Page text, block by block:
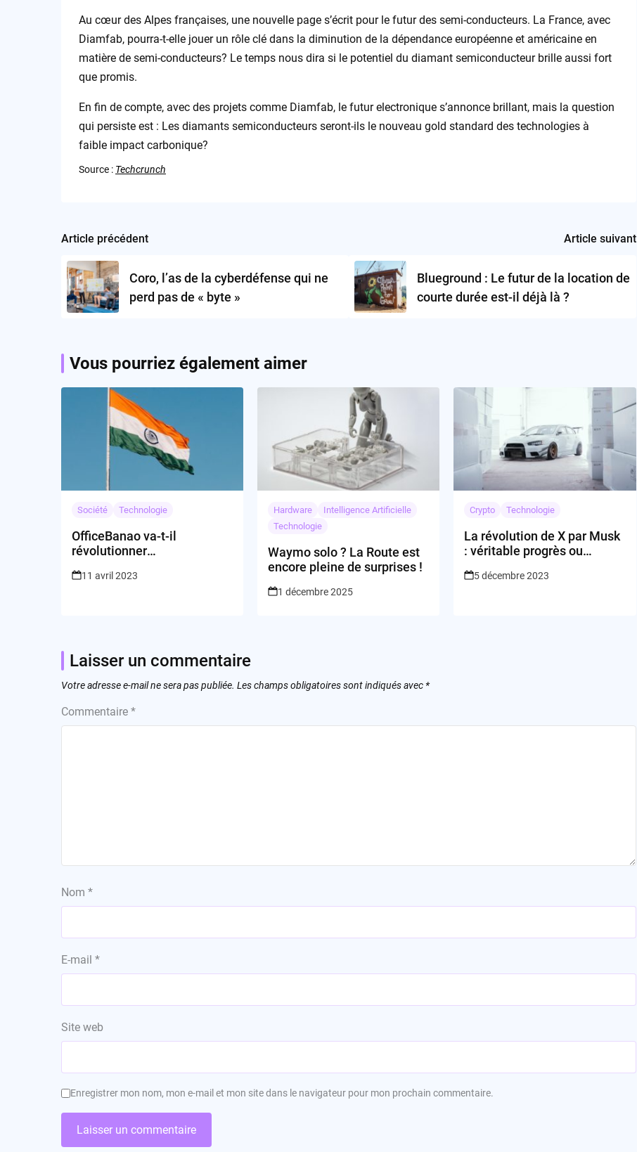
Au cœur des Alpes françaises, une nouvelle page s’écrit pour le futur des semi-conducteurs. La France, avec
Diamfab, pourra-t-elle jouer un rôle clé dans la diminution de la dépendance européenne et américaine en
matière de semi-conducteurs? Le temps nous dira si le potentiel du diamant semiconducteur brille aussi fort
que promis.
En fin de compte, avec des projets comme Diamfab, le futur electronique s’annonce brillant, mais la question
qui persiste est : Les diamants semiconducteurs seront-ils le nouveau gold standard des technologies à
faible impact carbonique?
Source : Techcrunch
Post
navigation
Article précédent
Coro, l’as de la cyberdéfense qui ne
perd pas de « byte »
Article suivant
Blueground : Le futur de la location de
courte durée est-il déjà là ?
Vous pourriez également aimer
Société Technologie
OfficeBanao va-t-il
révolutionner
espaces de travail en Inde ?
11 avril 2023
Hardware
Intelligence Artificielle
Technologie
Waymo solo ? La Route est
encore pleine de surprises !
1 décembre 2025
Crypto Technologie
La révolution de X par Musk
: véritable progrès ou
5 décembre 2023
Laisser un commentaire
Votre adresse e-mail ne sera pas publiée. Les champs obligatoires sont indiqués avec *
Commentaire *
Nom *
E-mail *
Site web
Enregistrer mon nom, mon e-mail et mon site dans le navigateur pour mon prochain commentaire.